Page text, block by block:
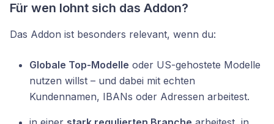
Für wen lohnt sich das Addon?
Das Addon ist besonders relevant, wenn du:
Globale Top-Modelle oder US-gehostete Modelle
nutzen willst – und dabei mit echten
Kundennamen, IBANs oder Adressen arbeitest.